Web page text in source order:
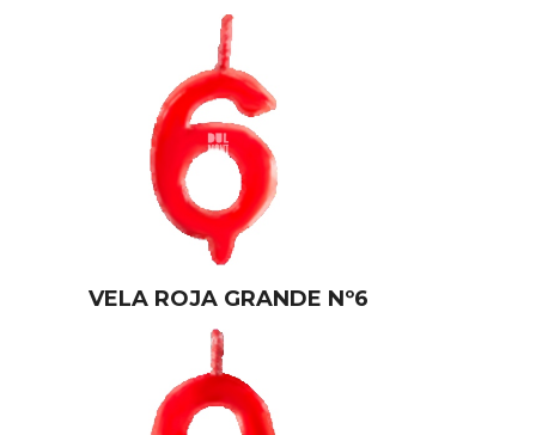
VELA ROJA GRANDE Nº6